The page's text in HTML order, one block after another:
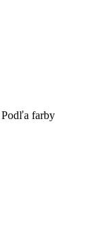
Podľa farby